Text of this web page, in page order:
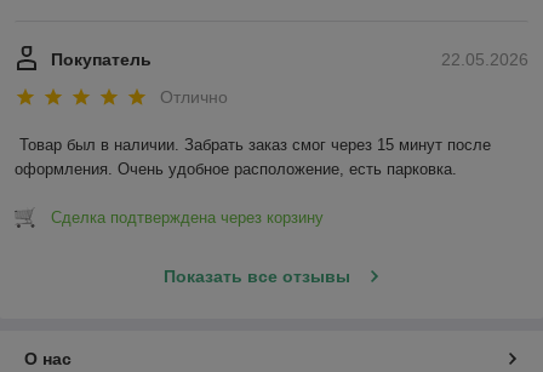
22.05.2026
Покупатель
Отлично
Товар был в наличии. Забрать заказ смог через 15 минут после
оформления. Очень удобное расположение, есть парковка.
Сделка подтверждена через корзину
Показать все отзывы
О нас